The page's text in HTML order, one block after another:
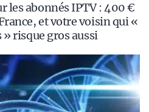
les abonnés IPTV : 400 €
et votre voisin qui «
» risque gros aussi